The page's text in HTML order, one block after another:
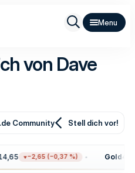
von Dave
Community Stell dich vor!
−2,65 (−0,37 %) Gold